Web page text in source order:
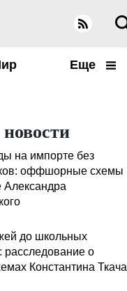
Еще
на импорте без
оффшорные схемы
Александра
до школьных
расследование о
Константина Ткача